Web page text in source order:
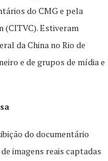
do CMG e pela
(CITVC). Estiveram
da China no Rio de
e de grupos de mídia e
do documentário
imagens reais captadas